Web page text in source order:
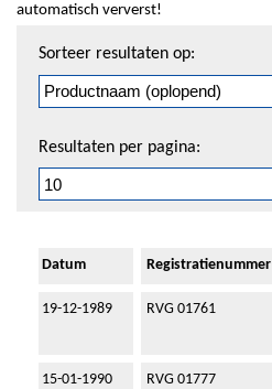
automatisch ververst!
pagineren
Sorteer resultaten op:
Resultaten per pagina:
Datum Registratienummer
19-12-1989 RVG 01761
15-01-1990 RVG 01777